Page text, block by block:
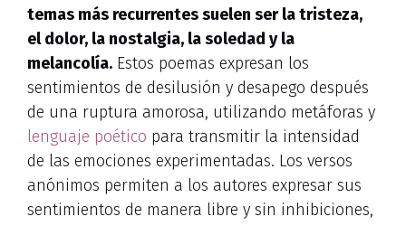
temas más recurrentes suelen ser la tristeza,
el dolor, la nostalgia, la soledad y la
melancolía. Estos poemas expresan los
sentimientos de desilusión y desapego después
de una ruptura amorosa, utilizando metáforas y
lenguaje poético para transmitir la intensidad
de las emociones experimentadas. Los versos
anónimos permiten a los autores expresar sus
sentimientos de manera libre y sin inhibiciones,